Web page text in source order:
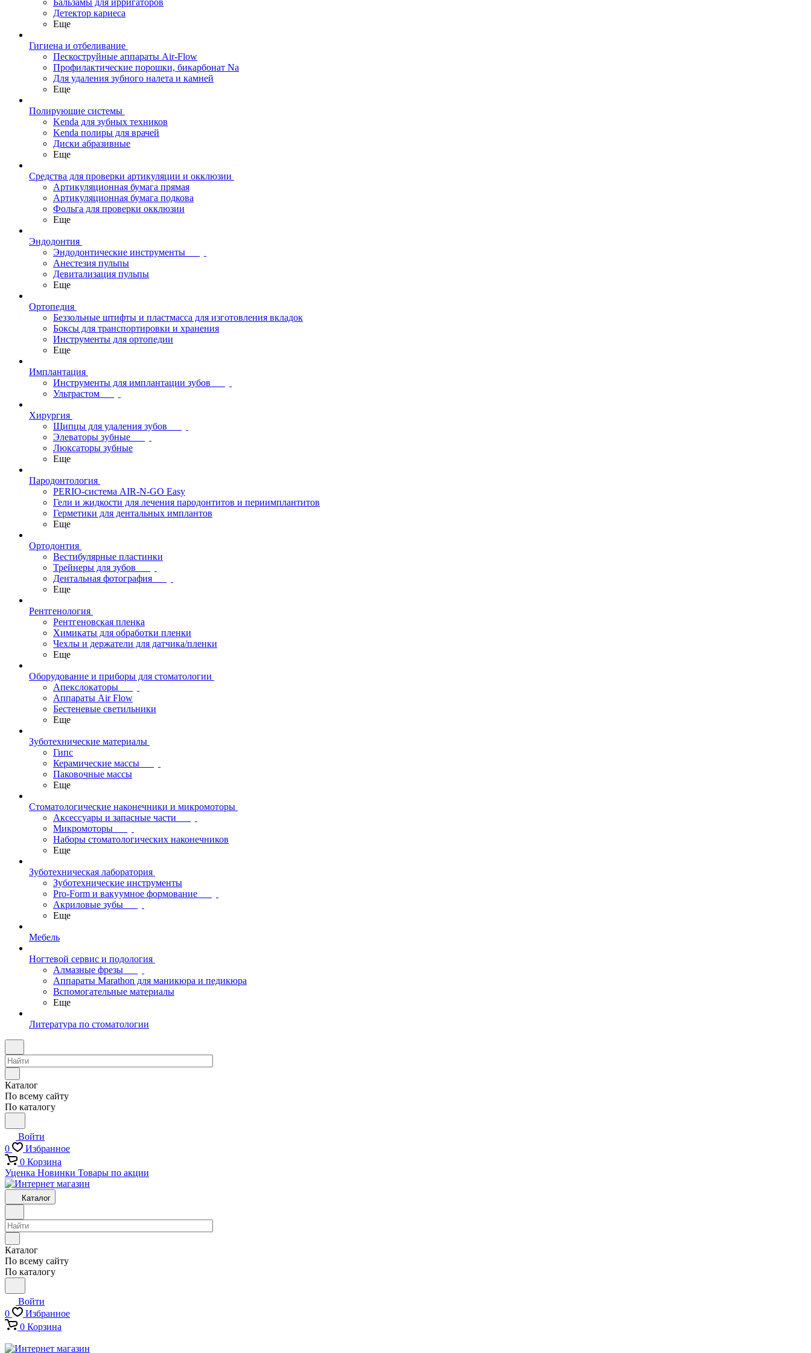
Бальзамы для ирригаторов
Детектор кариеса
Еще
Гигиена и отбеливание
Пескоструйные аппараты Air-Flow
Профилактические порошки, бикарбонат Na
Для удаления зубного налета и камней
Еще
Полирующие системы
Kenda для зубных техников
Kenda полиры для врачей
Диски абразивные
Еще
Средства для проверки артикуляции и окклюзии
Артикуляционная бумага прямая
Артикуляционная бумага подкова
Фольга для проверки окклюзии
Еще
Эндодонтия
Эндодонтические инструменты
Анестезия пульпы
Девитализация пульпы
Еще
Ортопедия
Беззольные штифты и пластмасса для изготовления вкладок
Боксы для транспортировки и хранения
Инструменты для ортопедии
Еще
Имплантация
Инструменты для имплантации зубов
Ультрастом
Хирургия
Щипцы для удаления зубов
Элеваторы зубные
Люксаторы зубные
Еще
Пародонтология
PERIO-система AIR-N-GO Easy
Гели и жидкости для лечения пародонтитов и периимплантитов
Герметики для дентальных имплантов
Еще
Ортодонтия
Вестибулярные пластинки
Трейнеры для зубов
Дентальная фотография
Еще
Рентгенология
Рентгеновская пленка
Химикаты для обработки пленки
Чехлы и держатели для датчика/пленки
Еще
Оборудование и приборы для стоматологии
Апекслокаторы
Аппараты Air Flow
Бестеневые светильники
Еще
Зуботехнические материалы
Гипс
Керамические массы
Паковочные массы
Еще
Стоматологические наконечники и микромоторы
Аксессуары и запасные части
Микромоторы
Наборы стоматологических наконечников
Еще
Зуботехническая лаборатория
Зуботехнические инструменты
Pro-Form и вакуумное формование
Акриловые зубы
Еще
Мебель
Ногтевой сервис и подология
Алмазные фрезы
Аппараты Marathon для маникюра и педикюра
Вспомогательные материалы
Еще
Литература по стоматологии
Каталог
По всему сайту
По каталогу
Войти
0
Избранное
0 Корзина
Уценка Новинки Товары по акции
Каталог
Каталог
По всему сайту
По каталогу
Войти
0
Избранное
0 Корзина